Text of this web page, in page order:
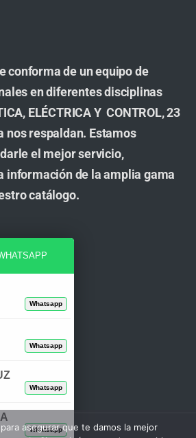
conforma de un equipo de
en diferentes disciplinas
ELÉCTRICA Y CONTROL, 23
nos respaldan. Estamos
el mejor servicio,
información de la amplia gama
catálogo.
asegurar que te damos la mejor
Whatsapp
Whatsapp
Whatsapp
Whatsapp